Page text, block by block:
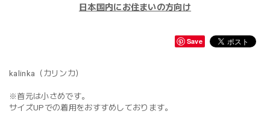
日本国内にお住まいの方向け
Save
kalinka（カリンカ）
※首元は小さめです。
サイズUPでの着用をおすすめしております。